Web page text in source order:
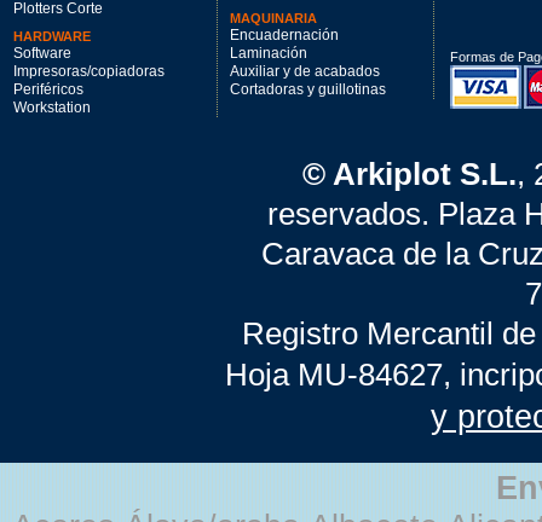
Plotters Corte
HARDWARE
Software
Impresoras/copiadoras
Periféricos
Workstation
MAQUINARIA
Encuadernación
Laminación
Auxiliar y de acabados
Cortadoras y guillotinas
Formas de
© Arkiplot S.L.,
reservados. Plaza
Caravaca de la
Registro Mercantil
Hoja MU-84627,
y